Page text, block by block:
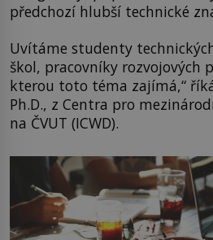
předchozí hlubší technické
Uvítáme studenty
škol, pracovníky rozvojových
kterou toto téma zajímá,“
Ph.D., z Centra pro
na ČVUT (ICWD).